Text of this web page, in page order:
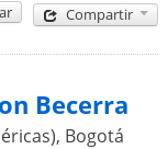
Compartir
Becerra
, Bogotá